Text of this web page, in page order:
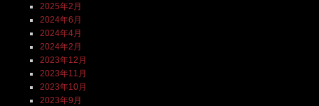
2025年2月
2024年6月
2024年4月
2024年2月
2023年12月
2023年11月
2023年10月
2023年9月